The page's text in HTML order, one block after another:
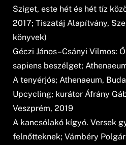
Sziget, este hét és hét tíz
2017; Tiszatáj Alapítvány,
könyvek)
Géczi János–Csányi Vilmos:
sapiens beszélget;
A tenyérjós; Athenaeum,
Upcycling; kurátor Áfrány
Veszprém, 2019
A kancsólakó kígyó. Versek
felnőtteknek; Vámbéry